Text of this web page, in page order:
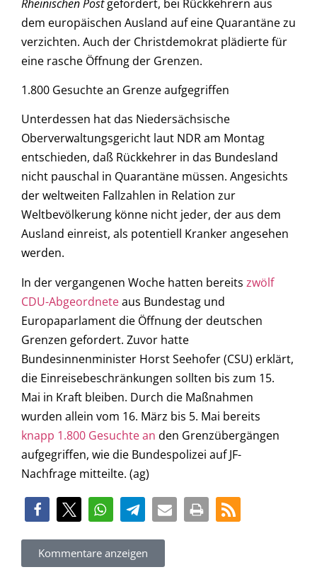
Rheinischen Postgefordert, bei Rückkehrern aus
dem europäischen Ausland auf eine Quarantäne zu
verzichten. Auch der Christdemokrat plädierte für
eine rasche Öffnung der Grenzen.
1.800 Gesuchte an Grenze aufgegriffen
Unterdessen hat das Niedersächsische
Oberverwaltungsgericht laut NDR am Montag
entschieden, daß Rückkehrer in das Bundesland
nicht pauschal in Quarantäne müssen. Angesichts
der weltweiten Fallzahlen in Relation zur
Weltbevölkerung könne nicht jeder, der aus dem
Ausland einreist, als potentiell Kranker angesehen
werden.
In der vergangenen Woche hatten bereits zwölf
CDU-Abgeordneteaus Bundestag und
Europaparlament die Öffnung der deutschen
Grenzen gefordert. Zuvor hatte
Bundesinnenminister Horst Seehofer (CSU) erklärt,
die Einreisebeschränkungen sollten bis zum 15.
Mai in Kraft bleiben. Durch die Maßnahmen
wurden allein vom 16. März bis 5. Mai bereits
knapp 1.800 Gesuchte an den Grenzübergängen
aufgegriffen, wie die Bundespolizei auf JF-
Nachfrage mitteilte. (ag)
Kommentare anzeigen